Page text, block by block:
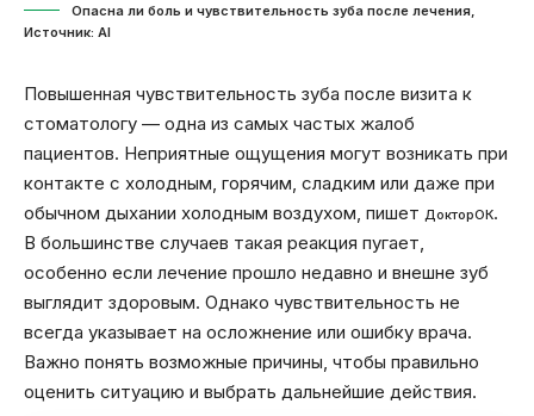
Опасна ли боль и чувствительность зуба после лечения,
Источник: Al
Повышенная чувствительность зуба после визита к
стоматологу — одна из самых частых жалоб
пациентов. Неприятные ощущения могут возникать при
контакте с холодным, горячим, сладким или даже при
обычном дыхании холодным воздухом, пишет ДокторОК.
В большинстве случаев такая реакция пугает,
особенно если лечение прошло недавно и внешне зуб
выглядит здоровым. Однако чувствительность не
всегда указывает на осложнение или ошибку врача.
Важно понять возможные причины, чтобы правильно
оценить ситуацию и выбрать дальнейшие действия.